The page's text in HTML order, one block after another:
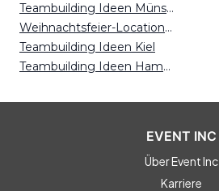
Teambuilding Ideen Münster
Weihnachtsfeier-Locations Freiburg
Teambuilding Ideen Kiel
Teambuilding Ideen Hamburg
EVENT INC
Über Event Inc
Karriere